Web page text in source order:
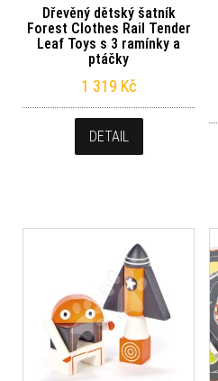
Dřevěný dětský šatník
Forest Clothes Rail Tender
Leaf Toys s 3 ramínky a
ptáčky
1 319 Kč
DETAIL